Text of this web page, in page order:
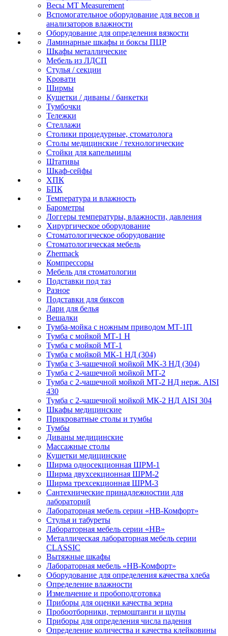
Весы MT Measurement
Вспомогательное оборудование для весов и
анализаторов влажности
Оборудование для определения вязкости
Ламинарные шкафы и боксы ПЦР
Шкафы металлические
Мебель из ЛДСП
Стулья / секции
Кровати
Ширмы
Кушетки / диваны / банкетки
Тумбочки
Тележки
Стеллажи
Столики процедурные, стоматолога
Столы медицинские / технологические
Стойки для капельницы
Штативы
Шкаф-сейфы
ХПК
БПК
Температура и влажность
Барометры
Логгеры температуры, влажности, давления
Хирургическое оборудование
Стоматологическое оборудование
Стоматологическая мебель
Zhermack
Компрессоры
Мебель для стоматологии
Подставки под таз
Разное
Подставки для биксов
Лари для белья
Вешалки
Тумба-мойка с ножным приводом МТ-1П
Тумба с мойкой МТ-1 Н
Тумба с мойкой МТ-1
Тумба с мойкой МК-1 НД (304)
Тумба с 3-чашечной мойкой МK-3 НД (304)
Тумба с 2-чашечной мойкой МТ-2
Тумба с 2-чашечной мойкой МТ-2 НД нерж. AISI
430
Тумба с 2-чашечной мойкой МК-2 НД AISI 304
Шкафы медицинские
Прикроватные столы и тумбы
Тумбы
Диваны медицинские
Массажные столы
Кушетки медицинские
Ширма односекционная ШРМ-1
Ширма двухсекционная ШРМ-2
Ширма трехсекционная ШРМ-3
Сантехнические принадлежностии для
лабораторий
Лабораторная мебель серии «НВ-Комфорт»
Стулья и табуреты
Лабораторная мебель серии «НВ»
Металлическая лабораторная мебель серии
CLASSIC
Вытяжные шкафы
Лабораторная мебель «НВ-Комфорт»
Оборудование для определения качества хлеба
Определение влажности
Измельчение и пробоподготовка
Приборы для оценки качества зерна
Пробоотборники, термоштанги и щупы
Приборы для определения числа падения
Определение количества и качества клейковины